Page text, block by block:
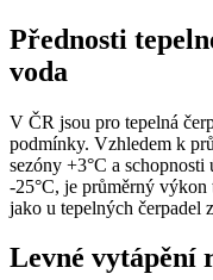
Přednosti
voda
V ČR jsou pro tepelná
podmínky. Vzhledem k
sezóny +3°C a
-25°C, je průměrný výkon
jako u tepelných čerpadel
Levné vytápění